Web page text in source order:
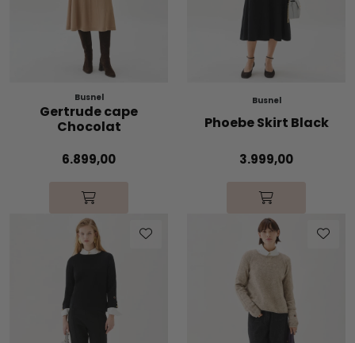
Busnel
Gertrude cape
Chocolat
6.899,00
Busnel
Phoebe Skirt Black
3.999,00